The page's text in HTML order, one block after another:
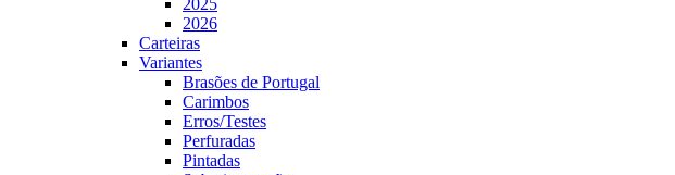
2026
Carteiras
Variantes
Brasões de Portugal
Carimbos
Erros/Testes
Perfuradas
Pintadas